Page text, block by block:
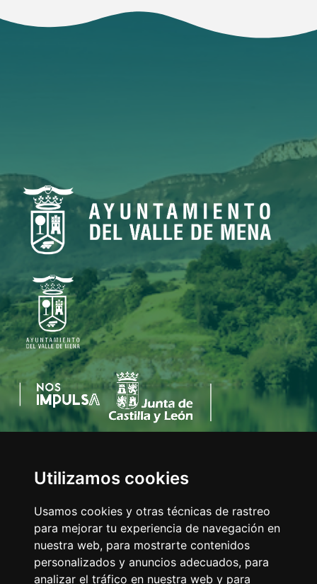
Utilizamos cookies
Usamos cookies y otras técnicas de rastreo
para mejorar tu experiencia de navegación en
nuestra web, para mostrarte contenidos
personalizados y anuncios adecuados, para
analizar el tráfico en nuestra web y para
C/Eladio Bustamante, 1
Tfno:947 126 211
E-mail:info@valledemena.es